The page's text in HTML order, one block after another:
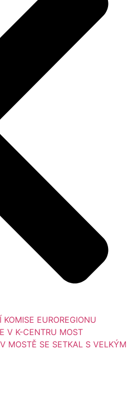
EUROREGIONU
V K-CENTRU MOST
MOSTĚ SE SETKAL S VELKÝM